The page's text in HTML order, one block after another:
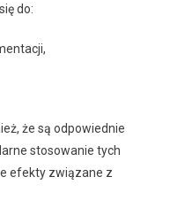
do:
że są odpowiednie
stosowanie tych
efekty związane z